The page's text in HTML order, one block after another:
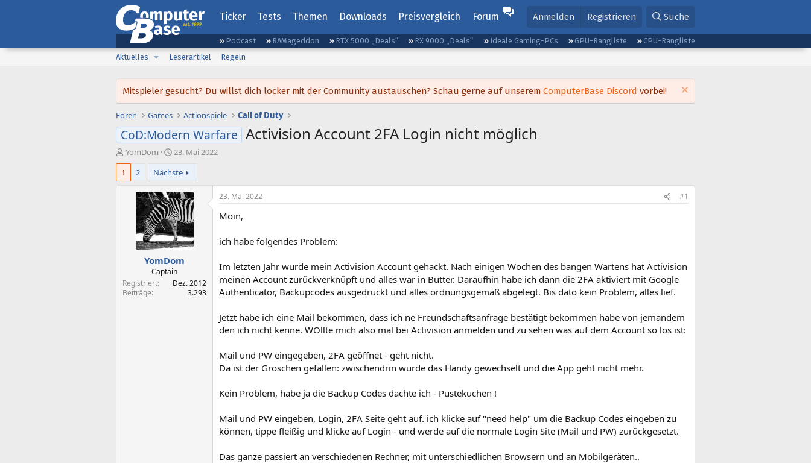
Ticker Tests Themen Downloads Preisvergleich Forum Anmelden Registrieren Suche
Podcast RAMageddon RTX 5000 „Deals“ RX 9000 „Deals“ Ideale Gaming-PCs GPU-Rangliste
CPU-Rangliste
Aktuelles
Leserartikel Regeln
Mitspieler gesucht? Du willst dich locker mit der Community austauschen? Schau gerne auf unserem ComputerBase Discord vorbei!
Foren Games Actionspiele Call of Duty
CoD:Modern Warfare Activision Account 2FA Login nicht möglich
E
r
t
YomDom
E
r
s
t
e
l
l
t
a
m
23. Mai 2022
1
2 Nächste
YomDom
Captain
Registriert
Dez. 2012
Beiträge
3.293
23. Mai 2022 #1
Moin,
ich habe folgendes Problem:
Im letzten Jahr wurde mein Activision Account gehackt. Nach einigen Wochen des bangen Wartens hat Activision
meinen Account zurückverknüpft und alles war in Butter. Daraufhin habe ich dann die 2FA aktiviert mit Google
Authenticator, Backupcodes ausgedruckt und alles ordnungsgemäß abgelegt. Bis dato kein Problem, alles lief.
Jetzt habe ich eine Mail bekommen, dass ich ne Freundschaftsanfrage bestätigt bekommen habe von jemandem
den ich nicht kenne. WOllte mich also mal bei Activision anmelden und zu sehen was auf dem Account so los ist:
Mail und PW eingegeben, 2FA geöffnet - geht nicht.
Da ist der Groschen gefallen: zwischendrin wurde das Handy gewechselt und die App geht nicht mehr.
Kein Problem, habe ja die Backup Codes dachte ich - Pustekuchen !
Mail und PW eingeben, Login, 2FA Seite geht auf. ich klicke auf "need help" um die Backup Codes eingeben zu
können, tippe fleißig und klicke auf Login - und werde auf die normale Login Site (Mail und PW) zurückgesetzt.
Das ganze passiert an verschiedenen Rechner, mit unterschiedlichen Browsern und an Mobilgeräten..